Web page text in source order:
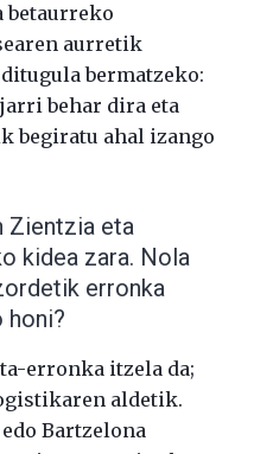
betaurreko
aurretik
bermatzeko:
behar dira eta
begiratu ahal izango
Zientzia eta
kidea zara. Nola
erronka
honi?
erronka itzela da;
aldetik.
Bartzelona